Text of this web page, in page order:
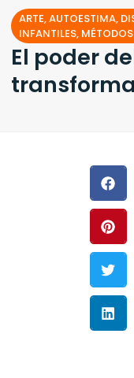
ARTE,AUTOESTIMA,
INFANTILES,
El poder